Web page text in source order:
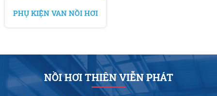
PHỤ KIỆN VAN NỒI HƠI
NỒI HƠI THIÊN VIỄN PHÁT